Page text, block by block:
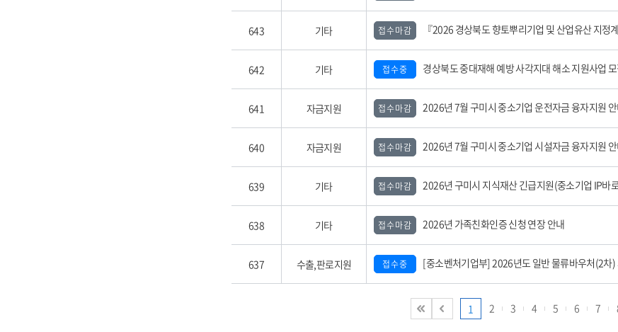
643 기타 접수마감 『2026 경상북도 향토뿌리기업 및 산업유산 지정계획』
642 기타 접수중 경상북도 중대재해 예방 사각지대 해소 지원사업
641 자금지원 접수마감 2026년 7월 구미시 중소기업 운전자금 융자지원
640 자금지원 접수마감 2026년 7월 구미시 중소기업 시설자금 융자지원
639 기타 접수마감 2026년 구미시 지식재산 긴급지원(중소기업 IP바로지원) 사업 모집
638 기타 접수마감 2026년 가족친화인증 신청 연장 안내
637 수출,판로지원 접수중 [중소벤처기업부] 2026년도 일반 물류바우처(2차) 사업 참여기업 모
1 2 3 4 5 6 7